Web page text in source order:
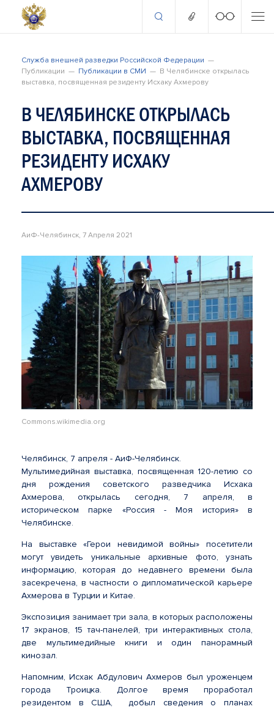
Служба внешней разведки Российской Федерации
Публикации
Публикации в СМИ
В Челябинске открылась
выставка, посвященная резиденту Исхаку Ахмерову
В ЧЕЛЯБИНСКЕ ОТКРЫЛАСЬ
ВЫСТАВКА, ПОСВЯЩЕННАЯ
РЕЗИДЕНТУ ИСХАКУ
АХМЕРОВУ
АиФ-Челябинск, 7 Апреля 2021
Commons.wikimedia.org
Челябинск, 7 апреля - АиФ-Челябинск.
Мультимедийная выставка, посвященная 120-летию со
дня рождения советского разведчика Исхака
Ахмерова, открылась сегодня, 7 апреля, в
историческом парке «Россия - Моя история» в
Челябинске.
На выставке «Герои невидимой войны» посетители
могут увидеть уникальные архивные фото, узнать
информацию, которая до недавнего времени была
засекречена, в частности о дипломатической карьере
Ахмерова в Турции и Китае.
Экспозиция занимает три зала, в которых расположены
17 экранов, 15 тач-панелей, три интерактивных стола,
две мультимедийные книги и один панорамный
кинозал.
Напомним, Исхак Абдулович Ахмеров был уроженцем
города Троицка. Долгое время проработал
резидентом в США, добыл сведения о планах